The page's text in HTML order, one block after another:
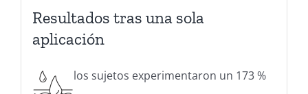
Resultados tras una sola
aplicación
los sujetos experimentaron un 173 %